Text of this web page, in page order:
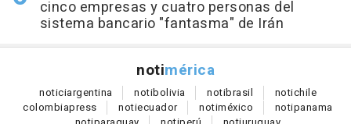
cinco empresas y cuatro personas del
sistema bancario "fantasma" de Irán
notimérica
noticiargentina notibolivia notibrasil notichile
colombiapress notiecuador notiméxico notipanama